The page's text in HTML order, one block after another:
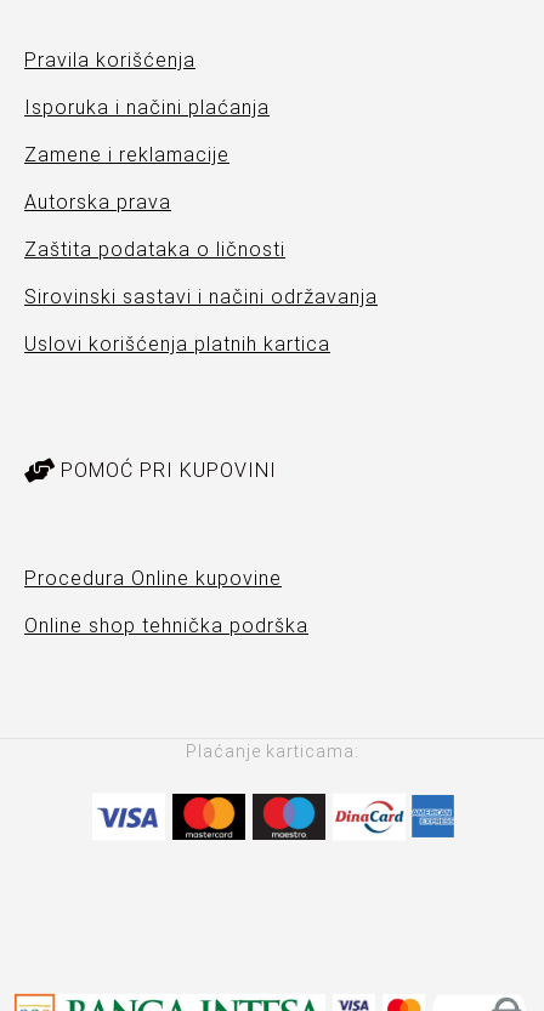
Pravila korišćenja
Isporuka i načini plaćanja
Zamene i reklamacije
Autorska prava
Zaštita podataka o ličnosti
Sirovinski sastavi i načini održavanja
Uslovi korišćenja platnih kartica
POMOĆ PRI KUPOVINI
Procedura Online kupovine
Online shop tehnička podrška
Plaćanje karticama: